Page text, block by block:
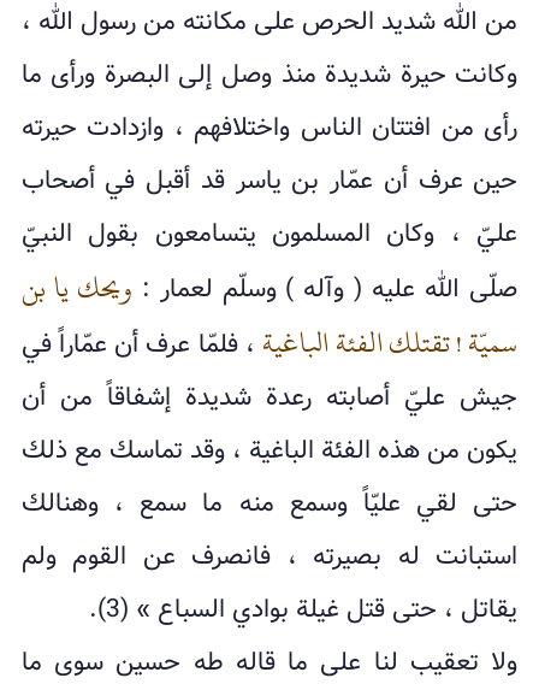
من الله شديد الحرص على مكانته من رسول الله ،
وكانت حيرة شديدة منذ وصل إلى البصرة ورأى ما
رأى من افتتان الناس واختلافهم ، وازدادت حيرته
حين عرف أن عمّار بن ياسر قد أقبل في أصحاب
عليّ ، وكان المسلمون يتسامعون بقول النبيّ
صلّى الله عليه ( وآله ) وسلّم لعمار : ويحك يا بن
سميّة ! تقتلك الفئة الباغية ، فلمّا عرف أن عمّاراً في
جيش عليّ أصابته رعدة شديدة إشفاقاً من أن
يكون من هذه الفئة الباغية ، وقد تماسك مع ذلك
حتى لقي عليّاً وسمع منه ما سمع ، وهنالك
استبانت له بصيرته ، فانصرف عن القوم ولم
يقاتل ، حتى قتل غيلة بوادي السباع » (3).
ولا تعقيب لنا على ما قاله طه حسين سوى ما